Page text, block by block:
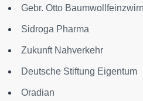
Gebr. Otto
Sidroga Pharma
Zukunft Nahverkehr
Deutsche Stiftung Eigentum
Oradian